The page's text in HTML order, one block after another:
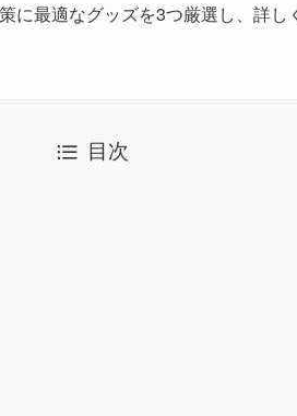
最適なグッズを3つ厳選し、詳し
目次